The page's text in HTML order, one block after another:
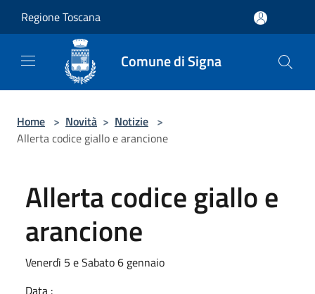
Regione Toscana
Comune di Signa
Home > Novità > Notizie >
Allerta codice giallo e arancione
Allerta codice giallo e
arancione
Venerdì 5 e Sabato 6 gennaio
Data :